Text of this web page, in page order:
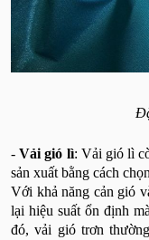
-Vải gió lì: Vải gió lì
sản xuất bằng cách
Với khả năng cản gió
lại hiệu suất ổn định
đó, vải gió trơn